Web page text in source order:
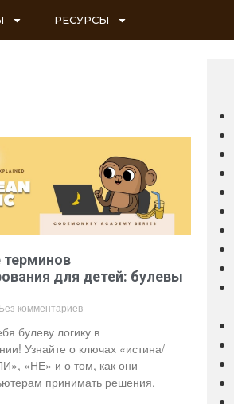
РЕСУРСЫ
терминов
для детей: булевы
комментариев
булеву логику в
Узнайте о ключах «истина/
«НЕ» и о том, как они
принимать решения.